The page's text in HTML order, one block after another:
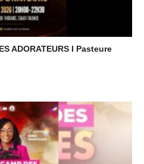
ADORATEURS I Pasteure